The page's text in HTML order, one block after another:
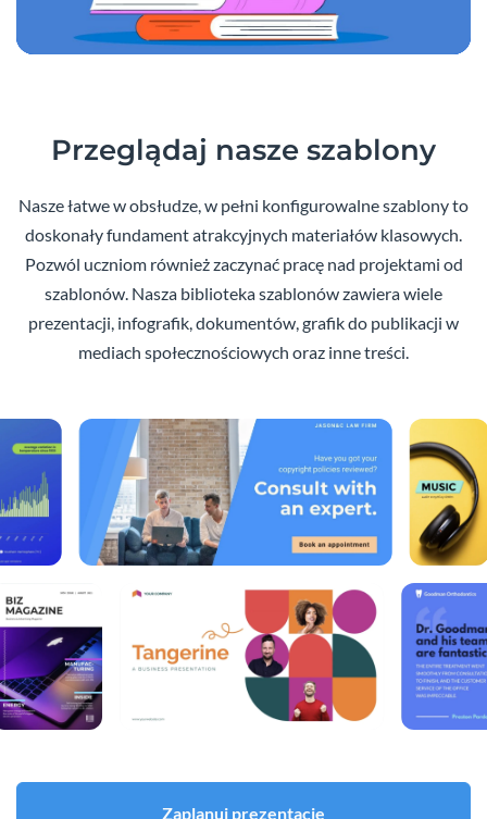
Przeglądaj nasze szablony
Nasze łatwe w obsłudze, w pełni konfigurowalne szablony to
doskonały fundament atrakcyjnych materiałów klasowych.
Pozwól uczniom również zaczynać pracę nad projektami od
szablonów. Nasza biblioteka szablonów zawiera wiele
prezentacji, infografik, dokumentów, grafik do publikacji w
mediach społecznościowych oraz inne treści.
Zaplanuj prezentację